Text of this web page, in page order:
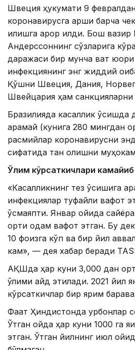
Швеция ҳукумати 9
коронавирусга қарши барча
қилишга қарор қилди. Бош
Андерссоннинг сўзларига
даражаси бир мунча вақт
инфекциянинг энг жиддий
Қўшни Швеция, Дания,
Швейцария ҳам санкцияларни
Бразилияда касаллик ўсишда
қарамай (кунига 280 мингдан
расмийлар коронавирусни
сифатида тан олишни
Ўлим кўрсаткичлари камайиб
«Касалликнинг тез ўсишига
инфекциялар туфайли вафот
ўсмаяпти. Январ ойида
ортиқ одам вафот этган. Бу
10 фоизга кўп ва бир йил
кам», — дея хабар беради
АҚШда ҳар куни 3,000 дан
ўлими қайд этилади. 2021 йил
кўрсаткичлар бир ярим
Фақат Ҳиндистонда қурбонлар
Ўтган ойда ҳар куни 1000 га
этган. Ўтган йилнинг июл